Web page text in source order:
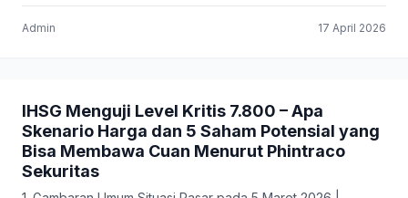
Admin 17 April 2026
IHSG Menguji Level Kritis 7.800 – Apa
Skenario Harga dan 5 Saham Potensial yang
Bisa Membawa Cuan Menurut Phintraco
Sekuritas